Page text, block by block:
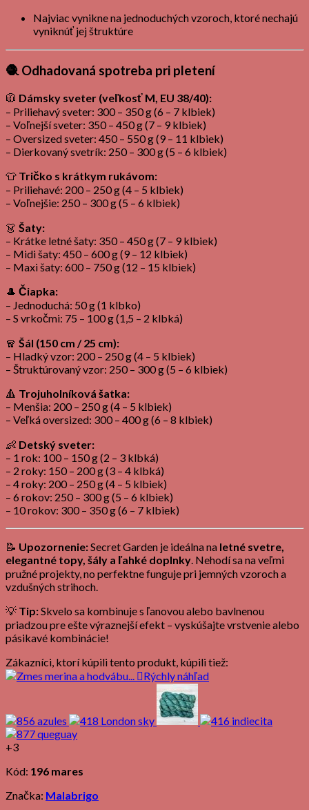
Najviac vynikne na jednoduchých vzoroch, ktoré nechajú
vyniknúť jej štruktúre
🧶Odhadovaná spotreba pri pletení
🧥 Dámsky sveter (veľkosť M, EU 38/40):
– Priliehavý sveter: 300 – 350 g (6 – 7 klbiek)
– Voľnejší sveter: 350 – 450 g (7 – 9 klbiek)
– Oversized sveter: 450 – 550 g (9 – 11 klbiek)
– Dierkovaný svetrík: 250 – 300 g (5 – 6 klbiek)
👕 Tričko s krátkym rukávom:
– Priliehavé: 200 – 250 g (4 – 5 klbiek)
– Voľnejšie: 250 – 300 g (5 – 6 klbiek)
👗 Šaty:
– Krátke letné šaty: 350 – 450 g (7 – 9 klbiek)
– Midi šaty: 450 – 600 g (9 – 12 klbiek)
– Maxi šaty: 600 – 750 g (12 – 15 klbiek)
🎩 Čiapka:
– Jednoduchá: 50 g (1 klbko)
– S vrkočmi: 75 – 100 g (1,5 – 2 klbká)
🧣 Šál (150 cm / 25 cm):
– Hladký vzor: 200 – 250 g (4 – 5 klbiek)
– Štruktúrovaný vzor: 250 – 300 g (5 – 6 klbiek)
🔺 Trojuholníková šatka:
– Menšia: 200 – 250 g (4 – 5 klbiek)
– Veľká oversized: 300 – 400 g (6 – 8 klbiek)
👶 Detský sveter:
– 1 rok: 100 – 150 g (2 – 3 klbká)
– 2 roky: 150 – 200 g (3 – 4 klbká)
– 4 roky: 200 – 250 g (4 – 5 klbiek)
– 6 rokov: 250 – 300 g (5 – 6 klbiek)
– 10 rokov: 300 – 350 g (6 – 7 klbiek)
📝 Upozornenie:Secret Garden je ideálna na letné svetre,
elegantné topy, šály a ľahké doplnky. Nehodí sa na veľmi
pružné projekty, no perfektne funguje pri jemných vzoroch a
vzdušných strihoch.
💡 Tip:Skvelo sa kombinuje s ľanovou alebo bavlnenou
priadzou pre ešte výraznejší efekt – vyskúšajte vrstvenie alebo
pásikavé kombinácie!
Zákazníci, ktorí kúpili tento produkt, kúpili tiež:
Rýchly náhľad
+3
Kód: 196 mares
Značka: Malabrigo